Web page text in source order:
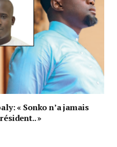
« Sonko n’a jamais
»